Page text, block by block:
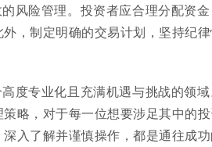
风险管理。投资者应合理分配资
，制定明确的交易计划，坚持纪
度专业化且充满机遇与挑战的领
略，对于每一位想要涉足其中的
入了解并谨慎操作，都是通往成